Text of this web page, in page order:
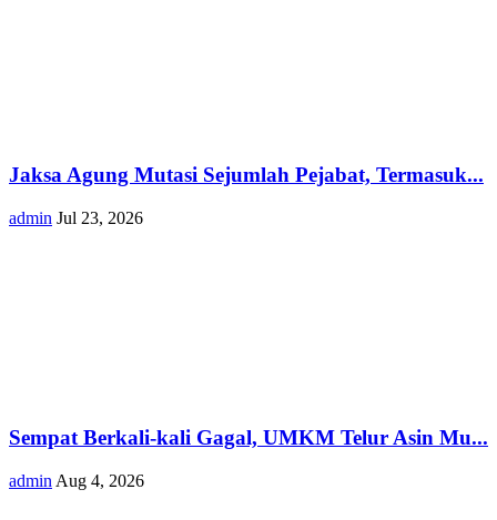
Jaksa Agung Mutasi Sejumlah Pejabat, Termasuk...
admin Jul 23, 2026
Sempat Berkali-kali Gagal, UMKM Telur Asin Mu...
admin Aug 4, 2026